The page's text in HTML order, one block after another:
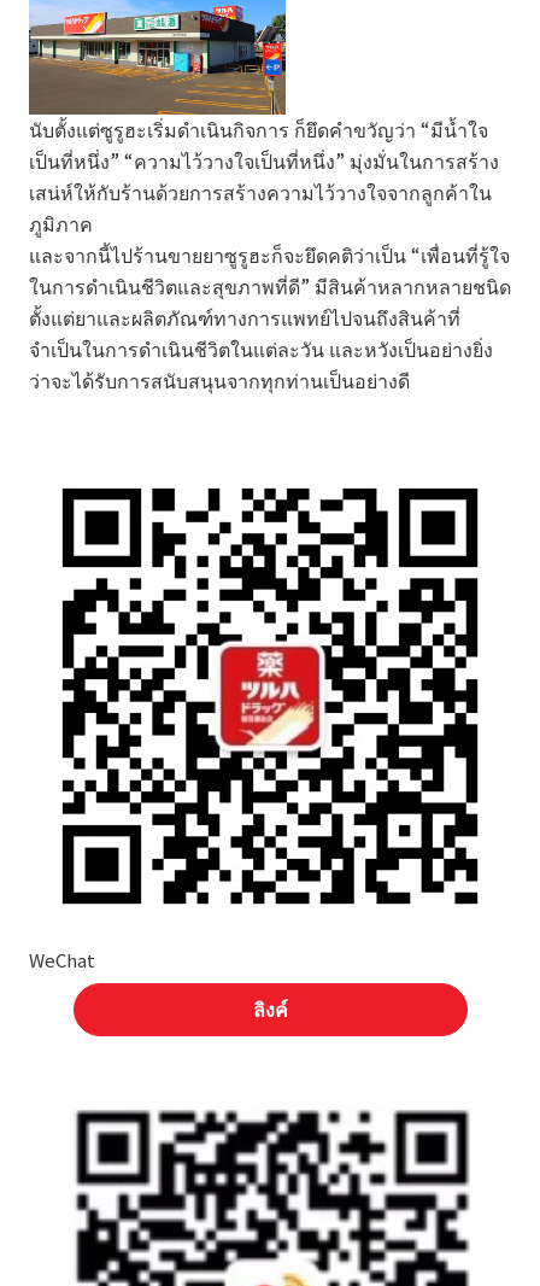
นับตั้งแต่ซูรูฮะเริ่มดำเนินกิจการ ก็ยึดคำขวัญว่า “มีน้ำใจ
เป็นที่หนึ่ง” “ความไว้วางใจเป็นที่หนึ่ง” มุ่งมั่นในการสร้าง
เสน่ห์ให้กับร้านด้วยการสร้างความไว้วางใจจากลูกค้าใน
ภูมิภาค
และจากนี้ไปร้านขายยาซูรูฮะก็จะยึดคติว่าเป็น “เพื่อนที่รู้ใจ
ในการดำเนินชีวิตและสุขภาพที่ดี” มีสินค้าหลากหลายชนิด
ตั้งแต่ยาและผลิตภัณฑ์ทางการแพทย์ไปจนถึงสินค้าที่
จำเป็นในการดำเนินชีวิตในแต่ละวัน และหวังเป็นอย่างยิ่ง
ว่าจะได้รับการสนับสนุนจากทุกท่านเป็นอย่างดี
WeChat
ลิงค์